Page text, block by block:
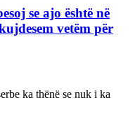
se ajo është në
vetëm për
ka thënë se nuk i ka